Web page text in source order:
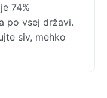
74%
po vsej državi.
siv, mehko